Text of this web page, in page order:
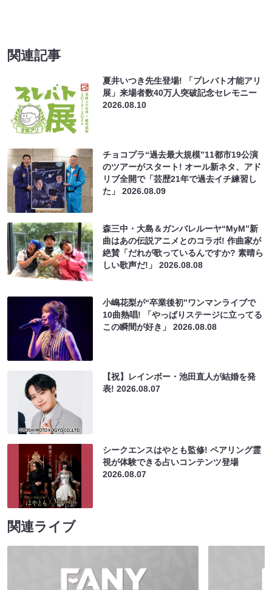
関連記事
夏井いつき先生登場! 「プレバト才能アリ
展」来場者数40万人突破記念セレモニー
2026.08.10
チョコプラ“過去最大規模”11都市19公演
のツアーがスタート! オール新ネタ、アド
リブ全開で「芸歴21年で過去イチ練習し
た」2026.08.09
森三中・大島＆ガンバレルーヤ“MyM”新
曲はあの伝説アニメとのコラボ! 作曲家が
絶賛「だれが歌っているんですか? 素晴ら
しい歌声だ!」2026.08.08
小嶋花梨が“卒業後初”ワンマンライブで
10曲熱唱! 「やっぱりステージに立ってる
この瞬間が好き」2026.08.08
【祝】レインボー・池田直人が結婚を発
表!2026.08.07
シークエンスはやとも監修! ペアリング霊
視が体験できる占いコンテンツ登場
2026.08.07
関連ライブ